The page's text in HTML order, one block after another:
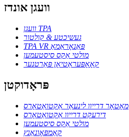
וועגן אונדז
וועגן TPA
געשיכטע & קולטור
TPA VR פּאַנאָראַמאַ
מולטי אַקס סיסטעמען
קאָאָפּעראַטיאָן פּאַרטנער
פּראָדוקטן
מאָטאָר דרייוו לינעאַר אַקטואַטאָרס
דירעקט דרייוו אַקטואַטאָרס
מולטי אַקס סיסטעמען
קאַמפּאָונאַנץ